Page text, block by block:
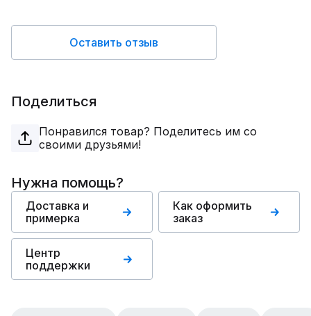
Оставить отзыв
Поделиться
Понравился товар? Поделитесь им со
своими друзьями!
Нужна помощь?
Доставка и
примерка
Как оформить
заказ
Центр
поддержки